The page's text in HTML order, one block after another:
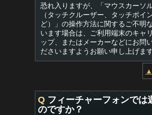
恐れ入りますが、「マウスカーソ
（タッチクルーザー、タッチポイ
ど）」の操作方法に関するご不明
います場合は、ご利用端末のキャ
ップ、またはメーカーなどにお問
ださいますようお願い申し上げます
Q フィーチャーフォンでは
のですか？